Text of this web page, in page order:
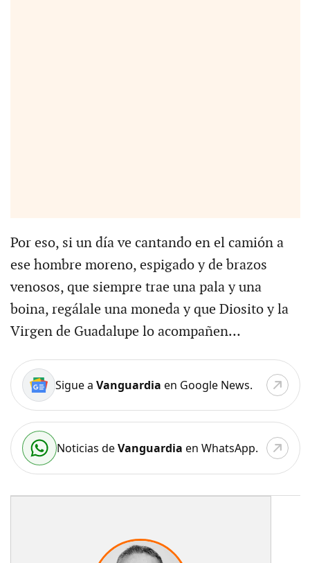
Por eso, si un día ve cantando en el camión a
ese hombre moreno, espigado y de brazos
venosos, que siempre trae una pala y una
boina, regálale una moneda y que Diosito y la
Virgen de Guadalupe lo acompañen…
Sigue a Vanguardia en Google News.
Noticias deVanguardia en WhatsApp.